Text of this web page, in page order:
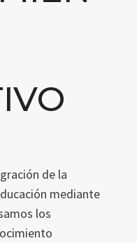
de la
mediante
los